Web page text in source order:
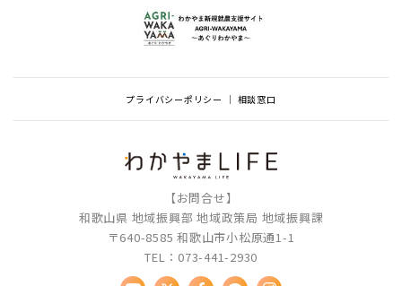
プライバシーポリシー 相談窓口
【お問合せ】
和歌山県 地域振興部 地域政策局 地域振興課
〒640-8585 和歌山市小松原通1-1
TEL：073-441-2930